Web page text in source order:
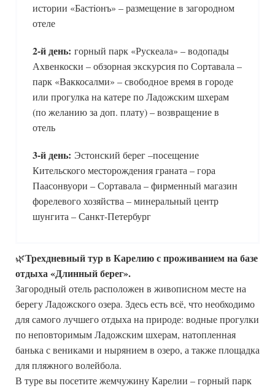
истории «Бастiонъ» – размещение в загородном
отеле
2-й день: горный парк «Рускеала» – водопады
Ахвенкоски – обзорная экскурсия по Сортавала –
парк «Ваккосалми» – свободное время в городе
или прогулка на катере по Ладожским шхерам
(по желанию за доп. плату) – возвращение в
отель
3-й день: Эстонский берег –посещение
Кительского месторождения граната – гора
Паасонвуори – Сортавала – фирменный магазин
форелевого хозяйства – минеральный центр
шунгита – Санкт-Петербург
🌿Трехдневный тур в Карелию с проживанием на базе
отдыха «Длинный берег».
Загородный отель расположен в живописном месте на
берегу Ладожского озера. Здесь есть всё, что необходимо
для самого лучшего отдыха на природе: водные прогулки
по неповторимым Ладожским шхерам, натопленная
банька с вениками и нырянием в озеро, а также площадка
для пляжного волейбола.
В туре вы посетите жемчужину Карелии – горный парк